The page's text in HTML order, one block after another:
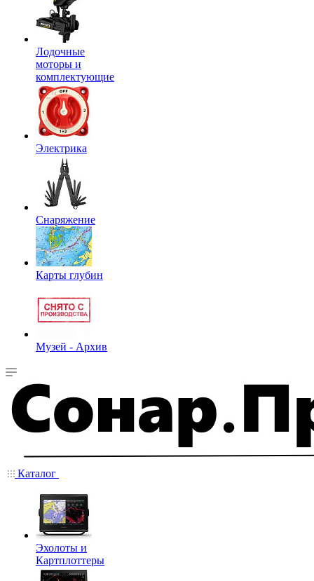
Лодочные
моторы и
комплектующие
Электрика
Снаряжение
Карты глубин
Музей - Архив
Каталог
Эхолоты и
Картплоттеры